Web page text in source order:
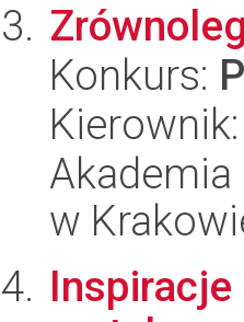
Konkurs:
Akademia
w